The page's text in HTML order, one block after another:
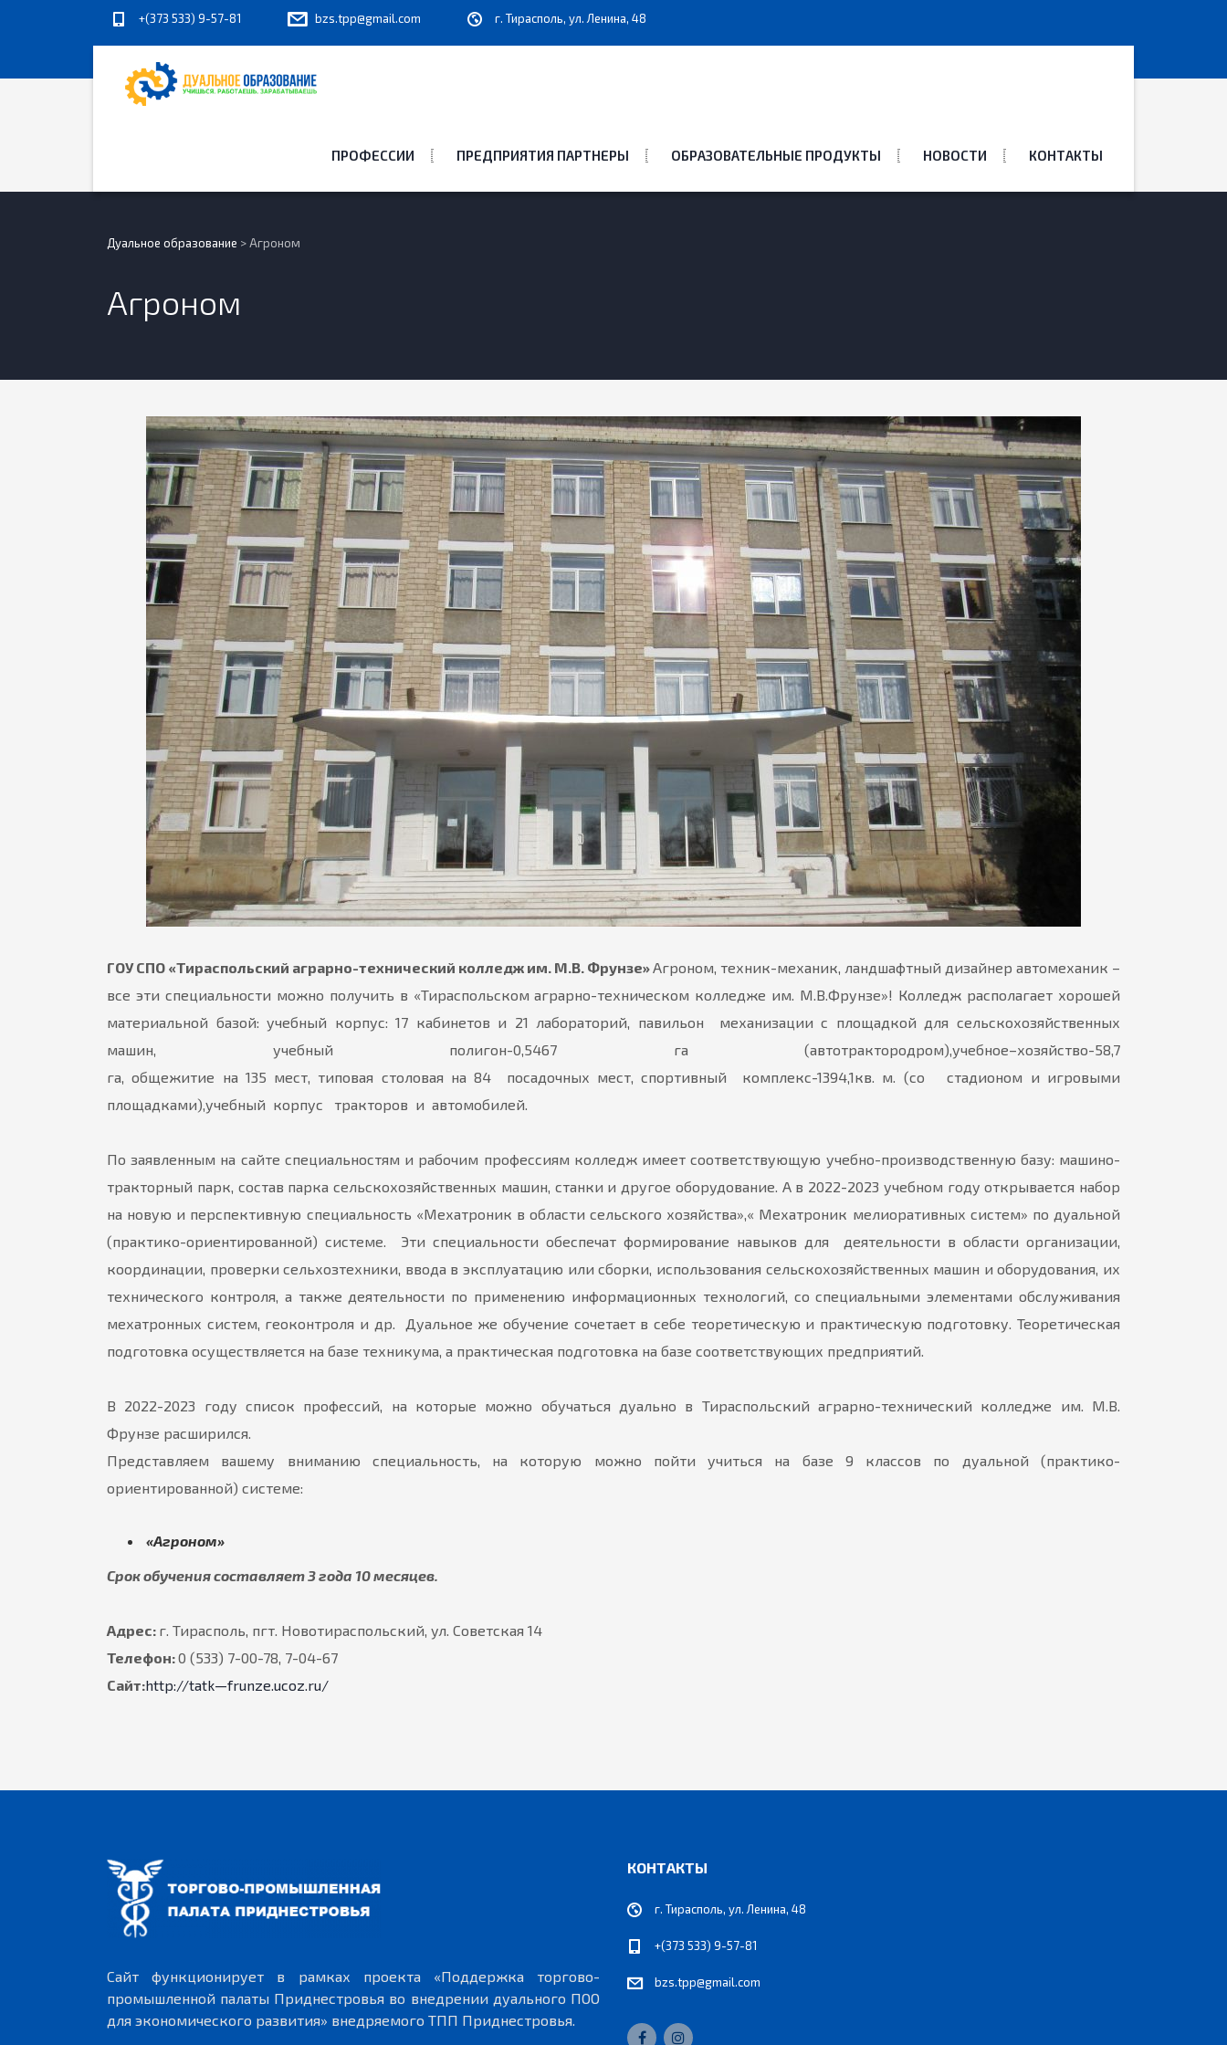
+(373 533) 9-57-81 bzs.tpp@gmail.com г. Тирасполь, ул. Ленина, 48
ПРОФЕССИИ ПРЕДПРИЯТИЯ ПАРТНЕРЫ ОБРАЗОВАТЕЛЬНЫЕ ПРОДУКТЫ НОВОСТИ КОНТАКТЫ
Дуальное образование > Агроном
Агроном
ГОУ СПО «Тираспольский аграрно-технический колледж им. М.В. Фрунзе»Агроном, техник-механик, ландшафтный дизайнер автомеханик –
все эти специальности можно получить в «Тираспольском аграрно-техническом колледже им. М.В.Фрунзе»! Колледж располагает хорошей
материальной базой: учебный корпус: 17 кабинетов и 21 лабораторий, павильон механизации с площадкой для сельскохозяйственных
машин, учебный полигон-0,5467 га (автотрактородром),учебное–хозяйство-58,7
га, общежитие на 135 мест, типовая столовая на 84 посадочных мест, спортивный комплекс-1394,1кв. м. (со стадионом и игровыми
площадками),учебный корпус тракторов и автомобилей.
По заявленным на сайте специальностям и рабочим профессиям колледж имеет соответствующую учебно-производственную базу: машино-
тракторный парк, состав парка сельскохозяйственных машин, станки и другое оборудование. А в 2022-2023 учебном году открывается набор
на новую и перспективную специальность «Мехатроник в области сельского хозяйства»,« Мехатроник мелиоративных систем» по дуальной
(практико-ориентированной) системе. Эти специальности обеспечат формирование навыков для деятельности в области организации,
координации, проверки сельхозтехники, ввода в эксплуатацию или сборки, использования сельскохозяйственных машин и оборудования, их
технического контроля, а также деятельности по применению информационных технологий, со специальными элементами обслуживания
мехатронных систем, геоконтроля и др. Дуальное же обучение сочетает в себе теоретическую и практическую подготовку. Теоретическая
подготовка осуществляется на базе техникума, а практическая подготовка на базе соответствующих предприятий.
В 2022-2023 году список профессий, на которые можно обучаться дуально в Тираспольский аграрно-технический колледже им. М.В.
Фрунзе расширился.
Представляем вашему вниманию специальность, на которую можно пойти учиться на базе 9 классов по дуальной (практико-
ориентированной) системе:
«Агроном»
Срок обучения составляет 3 года 10 месяцев.
Адрес: г. Тирасполь, пгт. Новотираспольский, ул. Советская 14
Телефон:0 (533) 7-00-78, 7-04-67
Сайт:http://tatk—frunze.ucoz.ru/
Сайт функционирует в рамках проекта «Поддержка торгово-
промышленной палаты Приднестровья во внедрении дуального ПОО
для экономического развития» внедряемого ТПП Приднестровья.
КОНТАКТЫ
г. Тирасполь, ул. Ленина, 48
+(373 533) 9-57-81
bzs.tpp@gmail.com